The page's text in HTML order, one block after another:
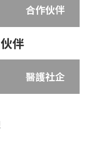
合作伙伴
伴
醫護社企